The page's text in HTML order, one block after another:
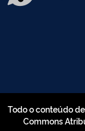
Todo o conteúdo
Commons